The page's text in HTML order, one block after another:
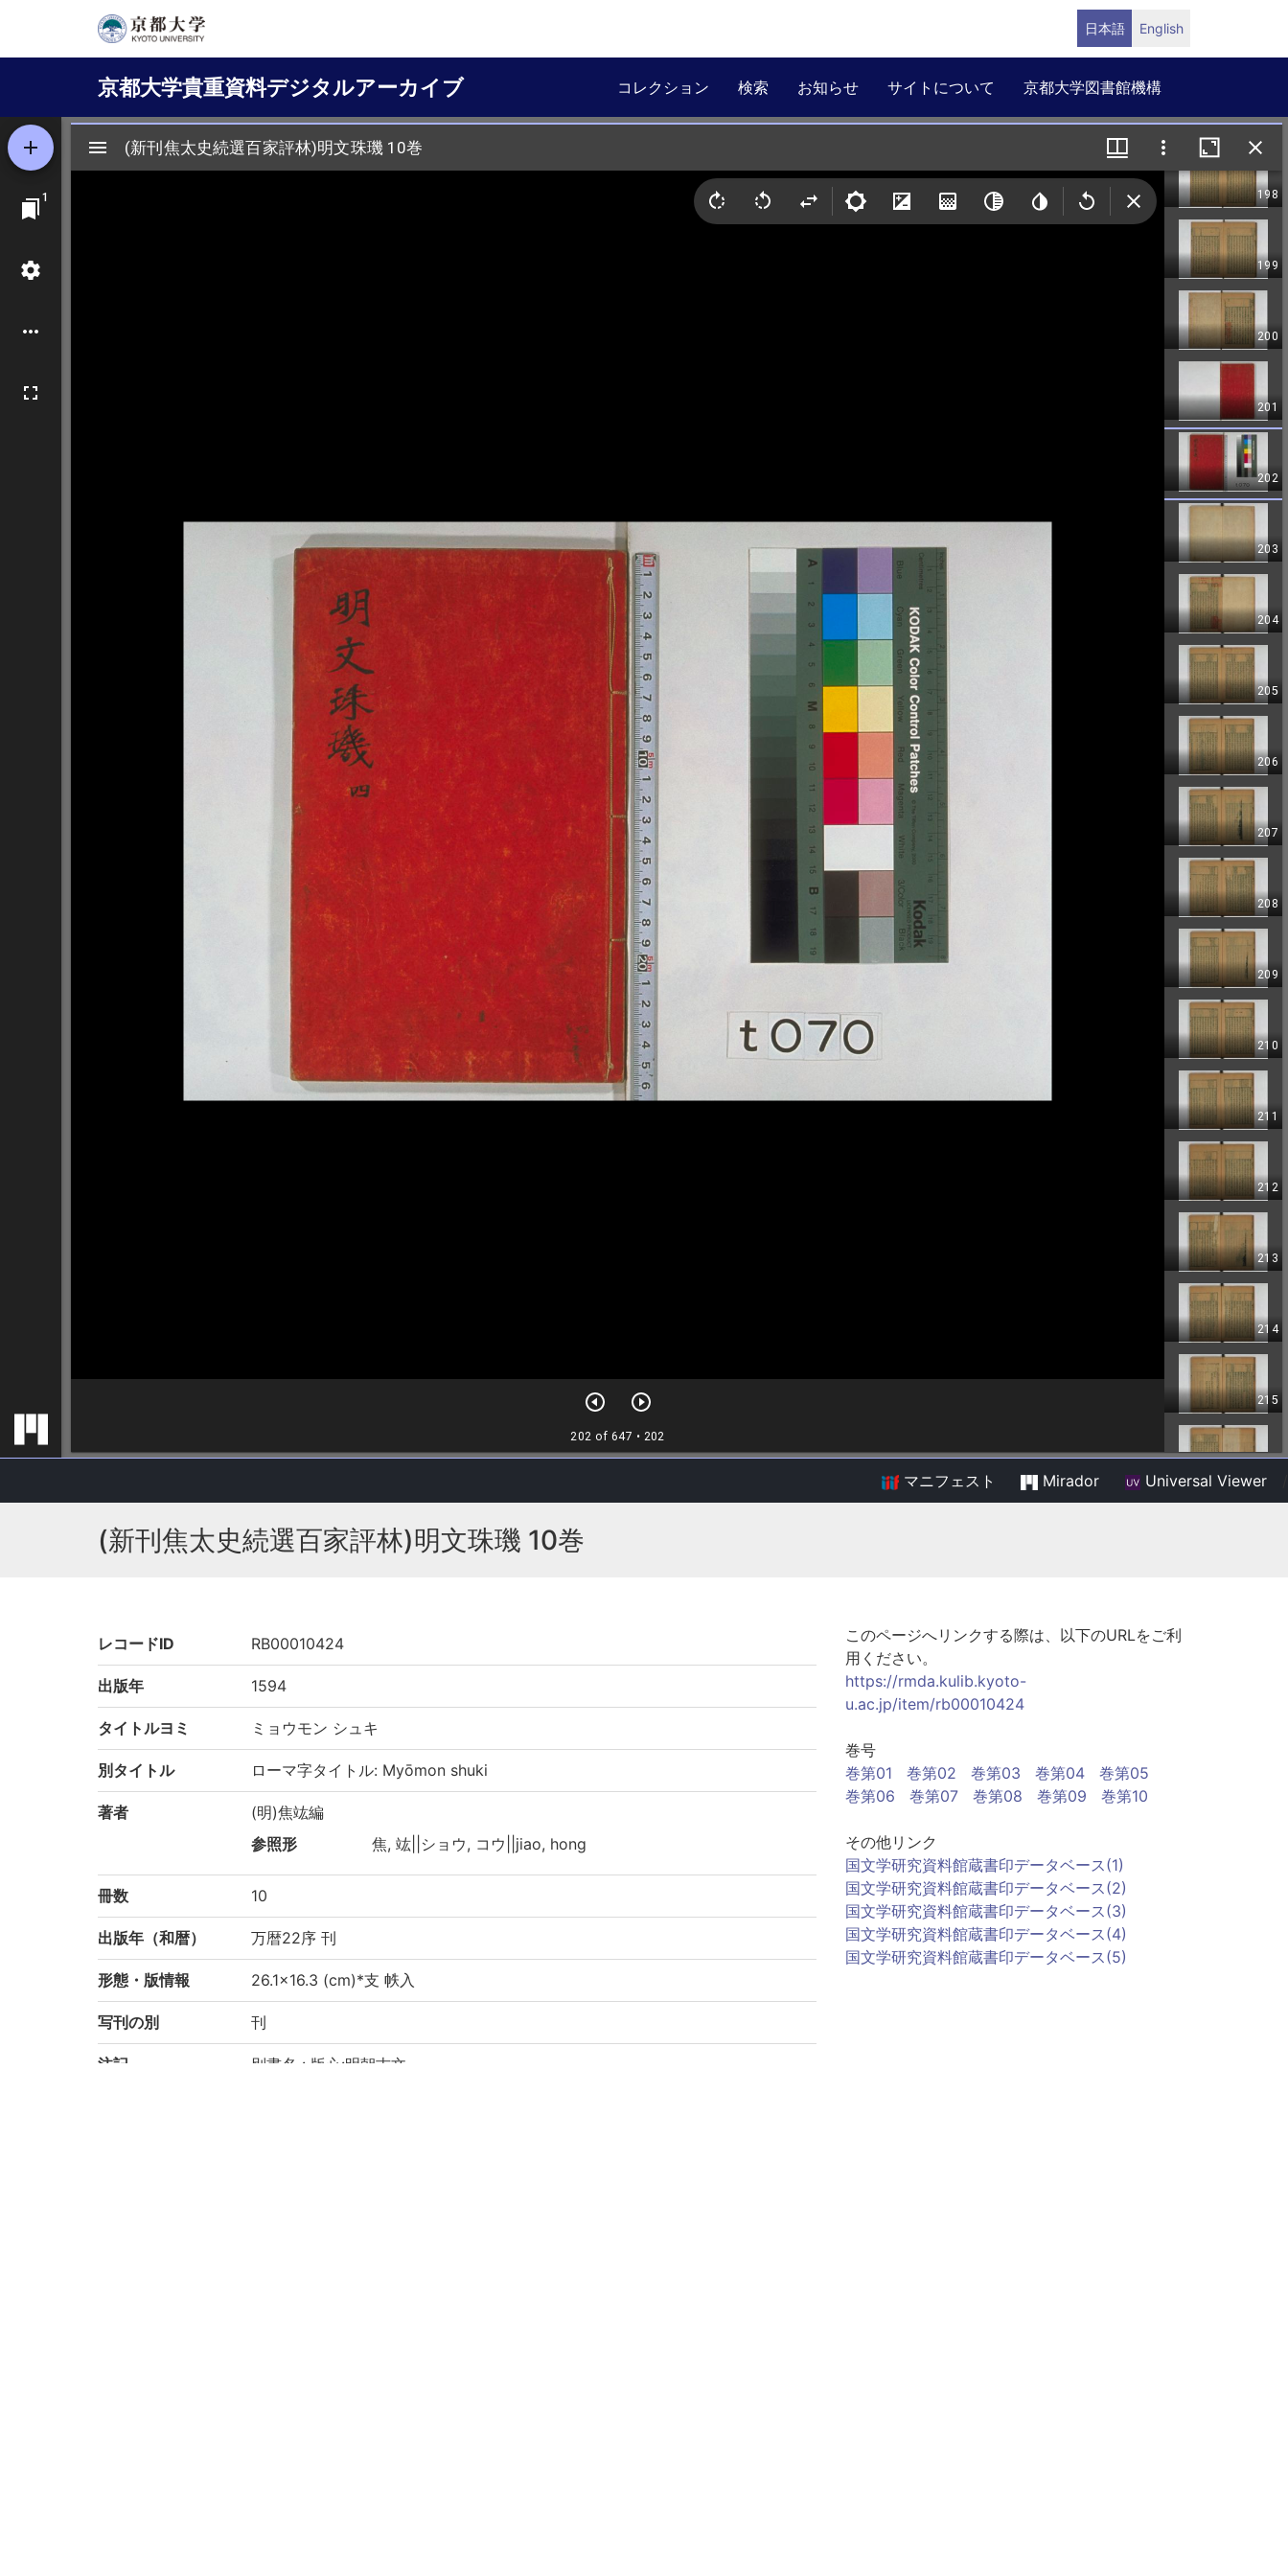
ン
テ
ン
日本語 English
京都大学貴重資料デジタルアーカイブ
Main
navigation
コレクション 検索 お知らせ サイトについて 京都大学図書館機構
マニフェスト Mirador Universal Viewer
(新刊焦太史続選百家評林)明文珠璣 10巻
レコードID RB00010424
出版年 1594
タイトルヨミ ミョウモン シュキ
別タイトル ローマ字タイトル: Myōmon shuki
著者
(明)焦竑編
参照形
焦, 竑||ショウ, コウ||jiao, hong
冊数 10
出版年（和暦） 万暦22序 刊
形態・版情報 26.1×16.3 (cm)*支 帙入
写刊の別 刊
注記
別書名 : 版心:明朝古文
このページへリンクする際は、以下のURLをご利
用ください。
https://rmda.kulib.kyoto-
u.ac.jp/item/rb00010424
巻号
巻第01
巻第02 巻第03 巻第04
巻第05
巻第06
巻第07 巻第08 巻第09 巻第10
その他リンク
国文学研究資料館蔵書印データベース(1)
国文学研究資料館蔵書印データベース(2)
国文学研究資料館蔵書印データベース(3)
国文学研究資料館蔵書印データベース(4)
国文学研究資料館蔵書印データベース(5)